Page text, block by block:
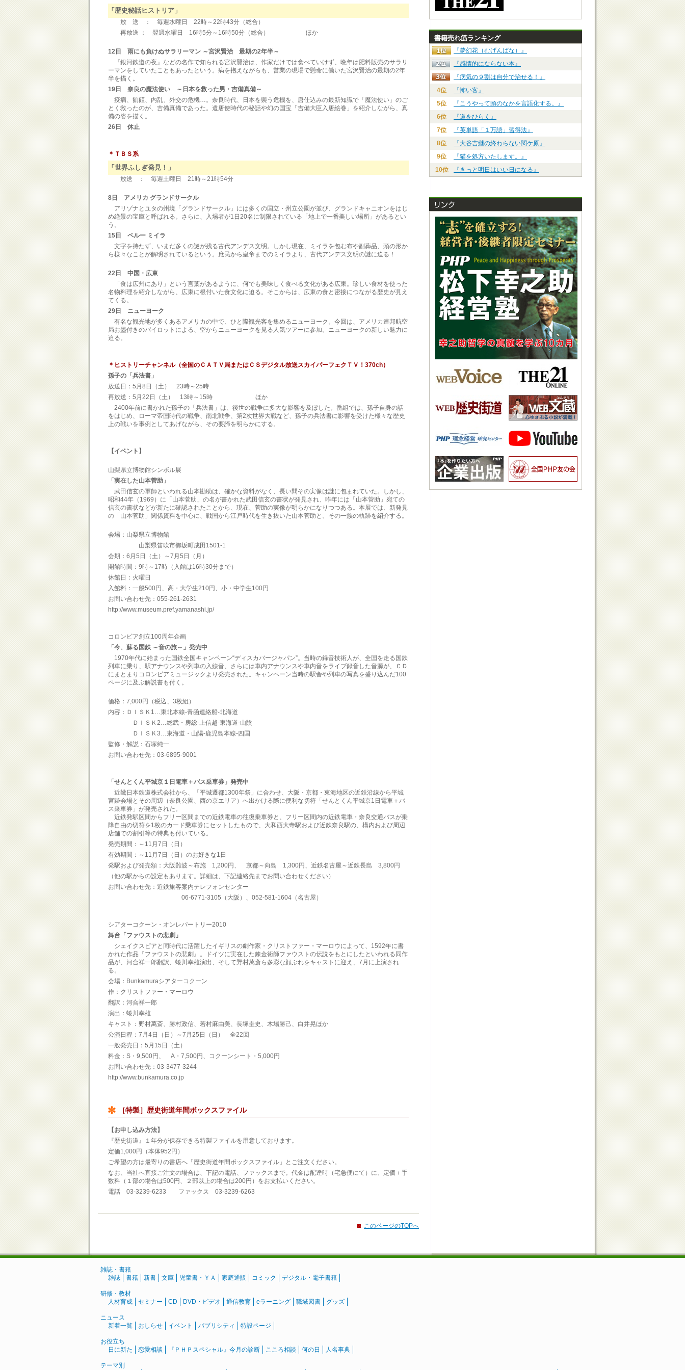
「歴史秘話ヒストリア」
放 送 ： 毎週水曜日 22時～22時43分（総合）
再放送 ： 翌週水曜日 16時5分～16時50分（総合） ほか
12日 雨にも負けぬサラリーマン ～宮沢賢治 最期の2年半～
『銀河鉄道の夜』などの名作で知られる宮沢賢治は、作家だけでは食べていけず、晩年は肥料販売のサラリ
ーマンをしていたこともあったという。病を抱えながらも、営業の現場で懸命に働いた宮沢賢治の最期の2年
半を描く。
19日 奈良の魔法使い ～日本を救った男・吉備真備～
疫病、飢饉、内乱、外交の危機…。奈良時代、日本を襲う危機を、唐仕込みの最新知識で「魔法使い」のご
とく救ったのが、吉備真備であった。遺唐使時代の秘話や幻の国宝「吉備大臣入唐絵巻」を紹介しながら、真
備の姿を描く。
26日 休止
＊ＴＢＳ系
「世界ふしぎ発見！」
放送 ： 毎週土曜日 21時～21時54分
8日 アメリカ グランドサークル
アリゾナとユタの州境「グランドサークル」には多くの国立・州立公園が並び、グランドキャニオンをはじ
め絶景の宝庫と呼ばれる。さらに、入場者が1日20名に制限されている「地上で一番美しい場所」があるとい
う。
15日 ペルー ミイラ
文字を持たず、いまだ多くの謎が残る古代アンデス文明。しかし現在、ミイラを包む布や副葬品、頭の形か
ら様々なことが解明されているという。庶民から皇帝までのミイラより、古代アンデス文明の謎に迫る！
22日 中国・広東
「食は広州にあり」という言葉があるように、何でも美味しく食べる文化がある広東。珍しい食材を使った
名物料理を紹介しながら、広東に根付いた食文化に迫る。そこからは、広東の食と密接につながる歴史が見え
てくる。
29日 ニューヨーク
有名な観光地が多くあるアメリカの中で、ひと際観光客を集めるニューヨーク。今回は、アメリカ連邦航空
局お墨付きのパイロットによる、空からニューヨークを見る人気ツアーに参加。ニューヨークの新しい魅力に
迫る。
＊ヒストリーチャンネル（全国のＣＡＴＶ局またはＣＳデジタル放送スカイパーフェクＴＶ！370ch）
孫子の「兵法書」
放送日：5月8日（土） 23時～25時
再放送：5月22日（土） 13時～15時 ほか
2400年前に書かれた孫子の「兵法書」は、後世の戦争に多大な影響を及ぼした。番組では、孫子自身の話
をはじめ、ローマ帝国時代の戦争、南北戦争、第2次世界大戦など、孫子の兵法書に影響を受けた様々な歴史
上の戦いを事例としてあげながら、その要諦を明らかにする。
【イベント】
山梨県立博物館シンボル展
「実在した山本菅助」
武田信玄の軍師といわれる山本勘助は、確かな資料がなく、長い間その実像は謎に包まれていた。しかし、
昭和44年（1969）に「山本菅助」の名が書かれた武田信玄の書状が発見され、昨年には「山本菅助」宛ての
信玄の書状などが新たに確認されたことから、現在、菅助の実像が明らかになりつつある。本展では、新発見
の「山本菅助」関係資料を中心に、戦国から江戸時代を生き抜いた山本菅助と、その一族の軌跡を紹介する。
会場：山梨県立博物館
山梨県笛吹市御坂町成田1501-1
会期：6月5日（土）～7月5日（月）
開館時間：9時～17時（入館は16時30分まで）
休館日：火曜日
入館料：一般500円、高・大学生210円、小・中学生100円
お問い合わせ先：055-261-2631
http://www.museum.pref.yamanashi.jp/
コロンビア創立100周年企画
「今、蘇る国鉄 ～音の旅～」発売中
1970年代に始まった国鉄全国キャンペーン“ディスカバージャパン”。当時の録音技術人が、全国を走る国鉄
列車に乗り、駅アナウンスや列車の入線音、さらには車内アナウンスや車内音をライブ録音した音源が、ＣＤ
にまとまりコロンビアミュージックより発売された。キャンペーン当時の駅舎や列車の写真を盛り込んだ100
ページに及ぶ解説書も付く。
価格：7,000円（税込、3枚組）
内容：ＤＩＳＫ1…東北本線-青函連絡船-北海道
ＤＩＳＫ2…総武・房総-上信越-東海道-山陰
ＤＩＳＫ3…東海道・山陽-鹿児島本線-四国
監修・解説：石塚純一
お問い合わせ先：03-6895-9001
「せんとくん平城京１日電車＋バス乗車券」発売中
近畿日本鉄道株式会社から、「平城遷都1300年祭」に合わせ、大阪・京都・東海地区の近鉄沿線から平城
宮跡会場とその周辺（奈良公園、西の京エリア）へ出かける際に便利な切符「せんとくん平城京1日電車＋バ
ス乗車券」が発売された。
近鉄発駅区間からフリー区間までの近鉄電車の往復乗車券と、フリー区間内の近鉄電車・奈良交通バスが乗
降自由の切符を1枚のカード乗車券にセットしたもので、大和西大寺駅および近鉄奈良駅の、構内および周辺
店舗での割引等の特典も付いている。
発売期間：～11月7日（日）
有効期間：～11月7日（日）のお好きな1日
発駅および発売額：大阪難波～布施 1,200円、 京都～向島 1,300円、近鉄名古屋～近鉄長島 3,800円
（他の駅からの設定もあります。詳細は、下記連絡先までお問い合わせください）
お問い合わせ先：近鉄旅客案内テレフォンセンター
06-6771-3105（大阪）、052-581-1604（名古屋）
シアターコクーン・オンレパートリー2010
舞台「ファウストの悲劇」
シェイクスピアと同時代に活躍したイギリスの劇作家・クリストファー・マーロウによって、1592年に書
かれた作品『ファウストの悲劇』。ドイツに実在した錬金術師ファウストの伝説をもとにしたといわれる同作
品が、河合祥一郎翻訳、蜷川幸雄演出、そして野村萬斎ら多彩な顔ぶれをキャストに迎え、7月に上演され
る。
会場：Bunkamuraシアターコクーン
作：クリストファー・マーロウ
翻訳：河合祥一郎
演出：蜷川幸雄
キャスト：野村萬斎、勝村政信、若村麻由美、長塚圭史、木場勝己、白井晃ほか
公演日程：7月4日（日）～7月25日（日） 全22回
一般発売日：5月15日（土）
料金：S・9,500円、 A・7,500円、コクーンシート・5,000円
お問い合わせ先：03-3477-3244
http://www.bunkamura.co.jp
［特製］歴史街道年間ボックスファイル
【お申し込み方法】
『歴史街道』１年分が保存できる特製ファイルを用意しております。
定価1,000円（本体952円）
ご希望の方は最寄りの書店へ「歴史街道年間ボックスファイル」とご注文ください。
なお、当社へ直接ご注文の場合は、下記の電話、ファックスまで。代金は配達時（宅急便にて）に、定価＋手
数料（１部の場合は500円、２部以上の場合は200円）をお支払いください。
電話 03-3239-6233 ファックス 03-3239-6263
このページのTOPへ
書籍売れ筋ランキング
『夢幻花（むげんばな）』
『感情的にならない本』
『病気の９割は自分で治せる！』
4位
『怖い客』
5位
『こうやって頭のなかを言語化する。』
6位
『道をひらく』
7位
『英単語「１万語」習得法』
8位
『大谷吉継の終わらない関ケ原』
9位
『猫を処方いたします。』
10位
『きっと明日はいい日になる』
雑誌・書籍
雑誌
書籍 新書 文庫 児童書・ＹＡ 家庭通販 コミック デジタル・電子書籍
研修・教材
人材育成
セミナー CD DVD・ビデオ 通信教育 eラーニング 職域図書 グッズ
ニュース
新着一覧
おしらせ イベント パブリシティ 特設ページ
お役立ち
日に新た
恋愛相談 『ＰＨＰスペシャル』今月の診断 こころ相談 何の日 人名事典
テーマ別